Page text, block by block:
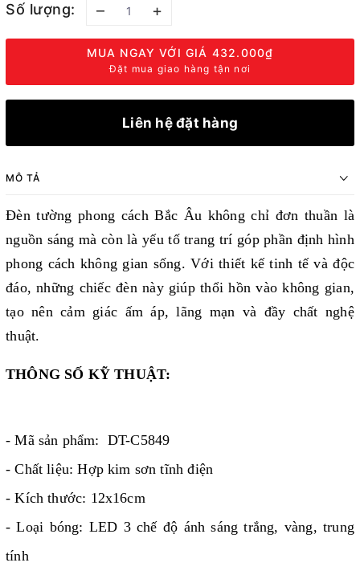
Số lượng: – +
MUA NGAY VỚI GIÁ 432.000₫
Đặt mua giao hàng tận nơi
Liên hệ đặt hàng
MÔ TẢ
Đèn tường phong cách Bắc Âu không chỉ đơn thuần là
nguồn sáng mà còn là yếu tố trang trí góp phần định hình
phong cách không gian sống. Với thiết kế tinh tế và độc
đáo, những chiếc đèn này giúp thổi hồn vào không gian,
tạo nên cảm giác ấm áp, lãng mạn và đầy chất nghệ
thuật.
THÔNG SỐ KỸ THUẬT:
- Mã sản phẩm: DT-C5849
- Chất liệu: Hợp kim sơn tĩnh điện
- Kích thước: 12x16cm
- Loại bóng: LED 3 chế độ ánh sáng trắng, vàng, trung
tính